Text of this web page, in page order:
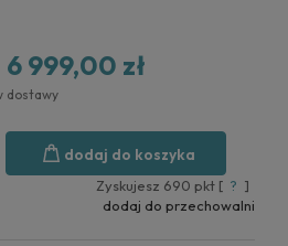
6 999,00 zł
dostawy
dodaj do koszyka
Zyskujesz 690 pkt [ ? ]
dodaj do przechowalni